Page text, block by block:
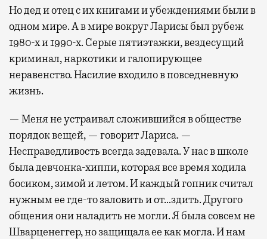
Но дед и отец с их книгами и убеждениями были в
одном мире. А в мире вокруг Ларисы был рубеж
1980-х и 1990-х. Серые пятиэтажки, вездесущий
криминал, наркотики и галопирующее
неравенство. Насилие входило в повседневную
жизнь.
— Меня не устраивал сложившийся в обществе
порядок вещей, — говорит Лариса. —
Несправедливость всегда задевала. У нас в школе
была девчонка-хиппи, которая все время ходила
босиком, зимой и летом. И каждый гопник считал
нужным ее где-то заловить и от…здить. Другого
общения они наладить не могли. Я была совсем не
Шварценеггер, но защищала ее как могла. И нам